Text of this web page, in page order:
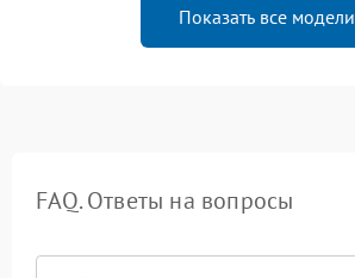
Показать все модели
FAQ. Ответы на вопросы